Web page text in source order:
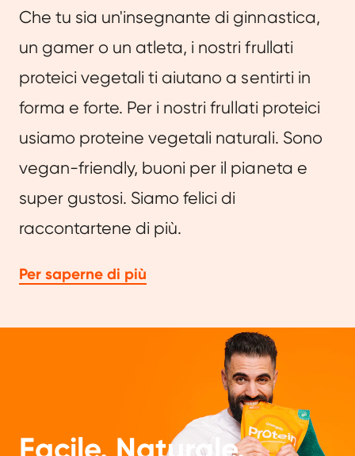
Che tu sia un'insegnante di ginnastica,
un gamer o un atleta, i nostri frullati
proteici vegetali ti aiutano a sentirti in
forma e forte. Per i nostri frullati proteici
usiamo proteine vegetali naturali. Sono
vegan-friendly, buoni per il pianeta e
super gustosi. Siamo felici di
raccontartene di più.
Per saperne di più